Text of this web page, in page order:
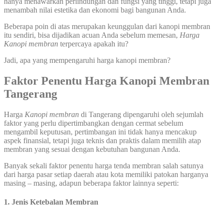
menambah nilai estetika dan ekonomi bagi bangunan Anda.
Beberapa poin di atas merupakan keunggulan dari kanopi membran
itu sendiri, bisa dijadikan acuan Anda sebelum memesan, Harga
Kanopi membran terpercaya apakah itu?
Jadi, apa yang mempengaruhi harga kanopi membran?
Faktor Penentu Harga Kanopi Membran
Tangerang
Harga Kanopi membran di Tangerang dipengaruhi oleh sejumlah
faktor yang perlu dipertimbangkan dengan cermat sebelum
mengambil keputusan, pertimbangan ini tidak hanya mencakup
aspek finansial, tetapi juga teknis dan praktis dalam memilih atap
membran yang sesuai dengan kebutuhan bangunan Anda.
Banyak sekali faktor penentu harga tenda membran salah satunya
dari harga pasar setiap daerah atau kota memiliki patokan harganya
masing – masing, adapun beberapa faktor lainnya seperti:
1. Jenis Ketebalan Membran